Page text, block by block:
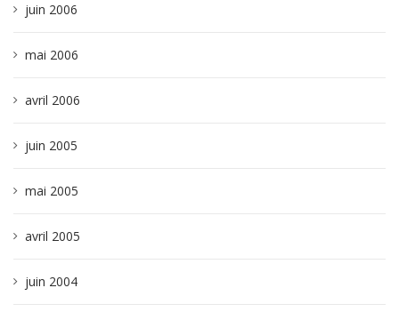
juin 2006
mai 2006
avril 2006
juin 2005
mai 2005
avril 2005
juin 2004